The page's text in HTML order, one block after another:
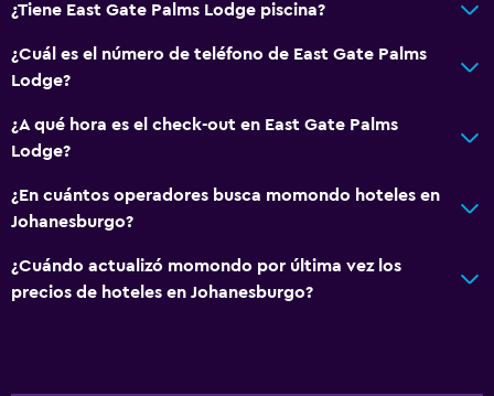
¿Tiene East Gate Palms Lodge piscina?
¿Cuál es el número de teléfono de East Gate Palms
Lodge?
¿A qué hora es el check-out en East Gate Palms
Lodge?
¿En cuántos operadores busca momondo hoteles en
Johanesburgo?
¿Cuándo actualizó momondo por última vez los
precios de hoteles en Johanesburgo?